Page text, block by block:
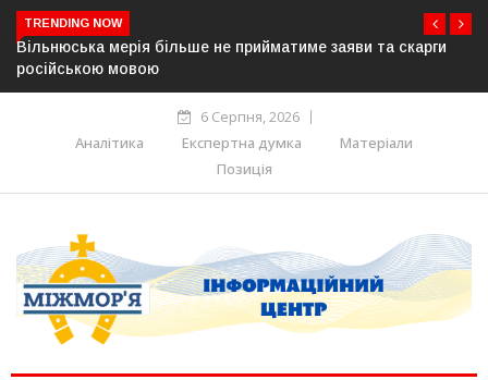
TRENDING NOW
В Угорщині можуть обрати нового президента вже 11
серпня — фракція «Тиси»
6 Серпня, 2026
Аналітика
Експертна думка
Матеріали
Позиція